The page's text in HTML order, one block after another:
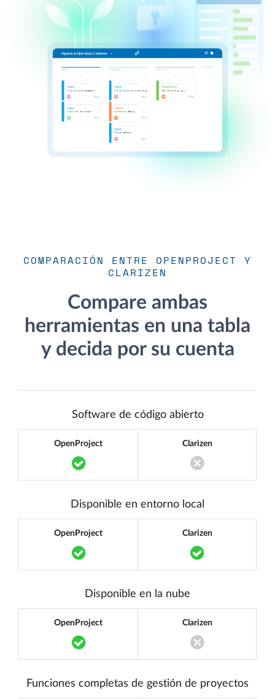
COMPARACIÓN ENTRE OPENPROJECT Y
CLARIZEN
Compare ambas
herramientas en una tabla
y decida por su cuenta
Software de código abierto
OpenProject
Translation missing:
Clarizen
Translation
Disponible en entorno local
OpenProject
Translation missing:
Clarizen
Disponible en la nube
OpenProject
Translation missing:
Clarizen
Translation
Funciones completas de gestión de proyectos